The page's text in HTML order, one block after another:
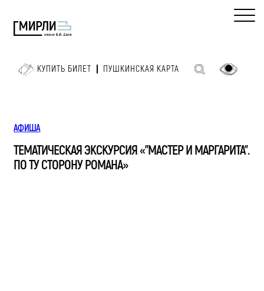
КУПИТЬ БИЛЕТ ПУШКИНСКАЯ КАРТА
АФИША
ТЕМАТИЧЕСКАЯ ЭКСКУРСИЯ «"МАСТЕР И МАРГАРИТА".
ПО ТУ СТОРОНУ РОМАНА»